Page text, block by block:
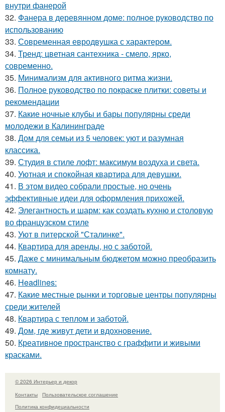
внутри фанерой
32. Фанера в деревянном доме: полное руководство по
использованию
33. Современная евродвушка с характером.
34. Тренд: цветная сантехника - смело, ярко,
современно.
35. Минимализм для активного ритма жизни.
36. Полное руководство по покраске плитки: советы и
рекомендации
37. Какие ночные клубы и бары популярны среди
молодежи в Калининграде
38. Дом для семьи из 5 человек: уют и разумная
классика.
39. Студия в стиле лофт: максимум воздуха и света.
40. Уютная и спокойная квартира для девушки.
41. В этом видео собрали простые, но очень
эффективные идеи для оформления прихожей.
42. Элегантность и шарм: как создать кухню и столовую
во французском стиле
43. Уют в питерской "Сталинке".
44. Квартира для аренды, но с заботой.
45. Даже с минимальным бюджетом можно преобразить
комнату.
46. Headlines:
47. Какие местные рынки и торговые центры популярны
среди жителей
48. Квартира с теплом и заботой.
49. Дом, где живут дети и вдохновение.
50. Креативное пространство с граффити и живыми
красками.
© 2026 Интерьер и декор
Контакты
Пользовательское соглашение
Политика конфидециальности